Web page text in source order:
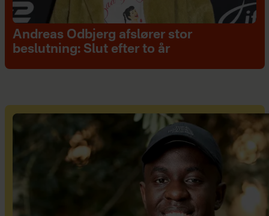
Andreas Odbjerg afslører stor
beslutning: Slut efter to år